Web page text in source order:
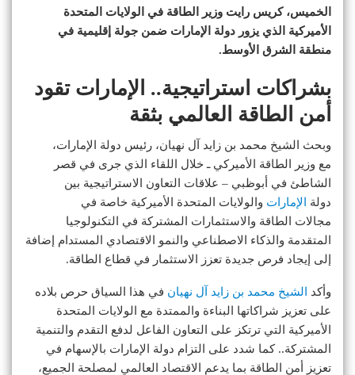
الخميس، كريس رايت وزير الطاقة في الولايات المتحدة
الأميركية الذي يزور دولة الإمارات ضمن جولة إقليمية في
منطقة الشرق الأوسط.
بشراكات استراتيجية.. الإمارات تقود
أمن الطاقة العالمي بثقة
وبحث الشيخ محمد بن زايد آل نهيان، رئيس دولة الإمارات،
مع وزير الطاقة الأميركي ـ خلال اللقاء الذي جرى في قصر
الشاطئ في أبوظبي – علاقات التعاون الاستراتيجية بين
دولة
الإمارات والولايات المتحدة الأميركية خاصة في
مجالات الطاقة والاستثمارات المشتركة في التكنولوجيا
المتقدمة والذكاء الاصطناعي والنمو الاقتصادي المستدام إضافة
إلى إيجاد فرص جديدة تعزز الاستثمار في قطاع الطاقة.
وأكد الشيخ محمد بن زايد آل نهيان في هذا السياق حرص بلاده
على تعزيز شراكاتها البناءة والممتدة مع الولايات المتحدة
الأميركية التي ترتكز على التعاون الفاعل لدفع التقدم والتنمية
المشتركة.. كما شدد على التزام دولة الإمارات بالإسهام في
تعزيز أمن الطاقة بما يدعم الاقتصاد العالمي لمصلحة الجميع،